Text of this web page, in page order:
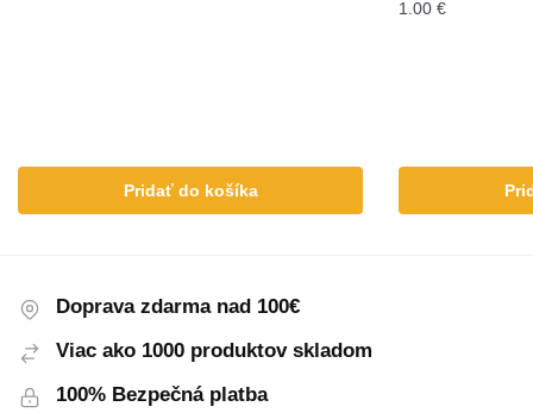
Pridať do košíka
1.00 €
Doprava zdarma nad 100€
Viac ako 1000 produktov skladom
100% Bezpečná platba